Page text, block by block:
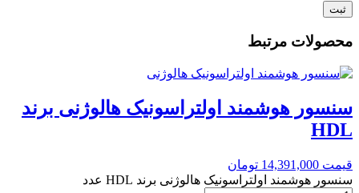
محصولات مرتبط
سنسور هوشمند اولتراسونیک هالوژنی برند
HDL
قیمت 14,391,000 تومان
سنسور هوشمند اولتراسونیک هالوژنی برند HDL عدد